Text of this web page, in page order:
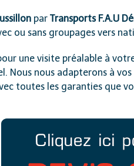
par Transports F.A.U
ou sans groupages vers
une visite préalable à
nous adapterons à
toutes les garanties que